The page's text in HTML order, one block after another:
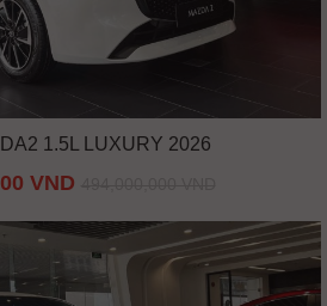
1.5L LUXURY 2026
VND